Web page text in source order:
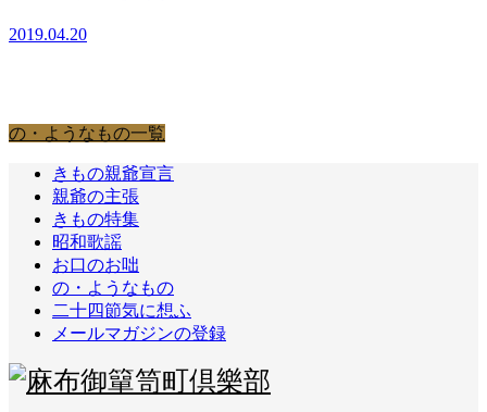
2019.04.20
の・ようなもの一覧
きもの親爺宣言
親爺の主張
きもの特集
昭和歌謡
お口のお咄
の・ようなもの
二十四節気に想ふ
メールマガジンの登録